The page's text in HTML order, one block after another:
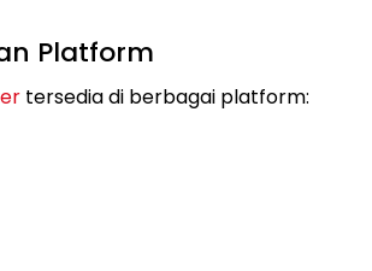
Platform
tersedia di berbagai platform: